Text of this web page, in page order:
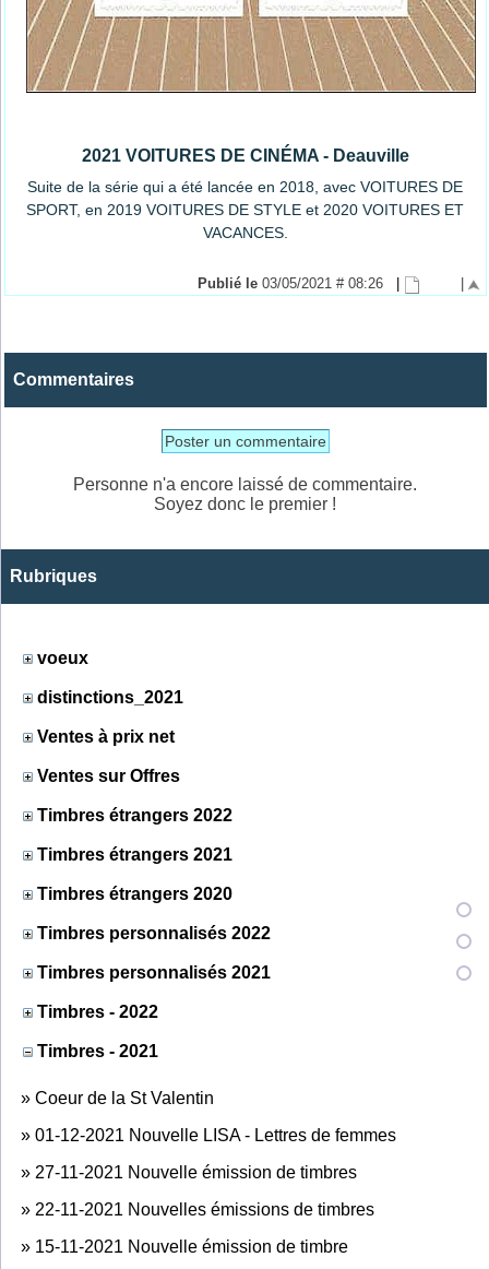
2021 VOITURES DE CINÉMA - Deauville
Suite de la série qui a été lancée en 2018, avec VOITURES DE
SPORT, en 2019 VOITURES DE STYLE et 2020 VOITURES ET
VACANCES.
Publié le 03/05/2021 # 08:26
Commentaires
Poster un commentaire
Personne n'a encore laissé de commentaire.
Soyez donc le premier !
Rubriques
voeux
distinctions_2021
Ventes à prix net
Ventes sur Offres
Timbres étrangers 2022
Timbres étrangers 2021
Timbres étrangers 2020
Timbres personnalisés 2022
Timbres personnalisés 2021
Timbres - 2022
Timbres - 2021
» Coeur de la St Valentin
» 01-12-2021 Nouvelle LISA - Lettres de femmes
» 27-11-2021 Nouvelle émission de timbres
» 22-11-2021 Nouvelles émissions de timbres
» 15-11-2021 Nouvelle émission de timbre